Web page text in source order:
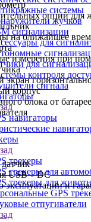
системы
жучков
сигнализации
для
для
контроля
сигнала
навигаторы
трекеры
трекеры для
трекеры для
GPS
отпугиватели
опций для
на ближайшее
измерения при
экран
корпус
блока от
USB – DC
эксплуатации и